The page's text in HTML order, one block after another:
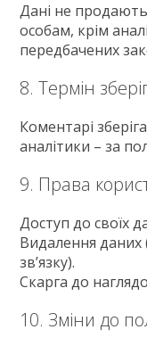
Дані не
особам, крім
передбачених
8. Термін
Коментарі
аналітики – за
9. Права
Доступ до своїх
Видалення
зв’язку).
Скарга до
10. Зміни до